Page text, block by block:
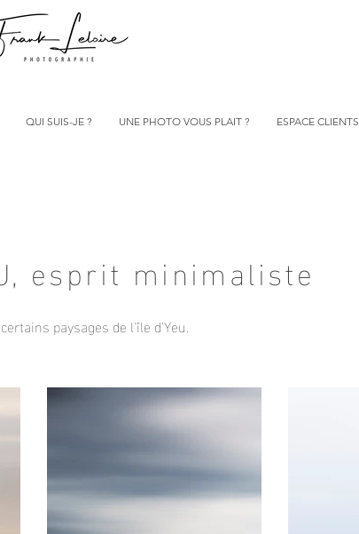
QUI SUIS-JE ? UNE PHOTO VOUS PLAIT ? ESPACE CLIENTS
esprit minimaliste
paysages de l'île d'Yeu.